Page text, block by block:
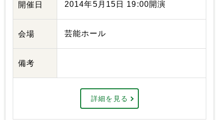
開催日 2014年5月15日 19:00開演
会場 芸能ホール
備考
詳細を見る